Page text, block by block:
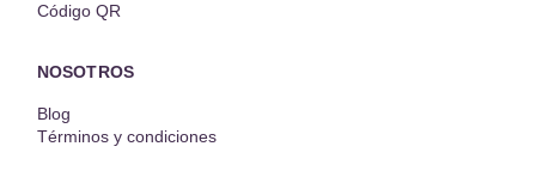
Código QR
NOSOTROS
Blog
Términos y condiciones